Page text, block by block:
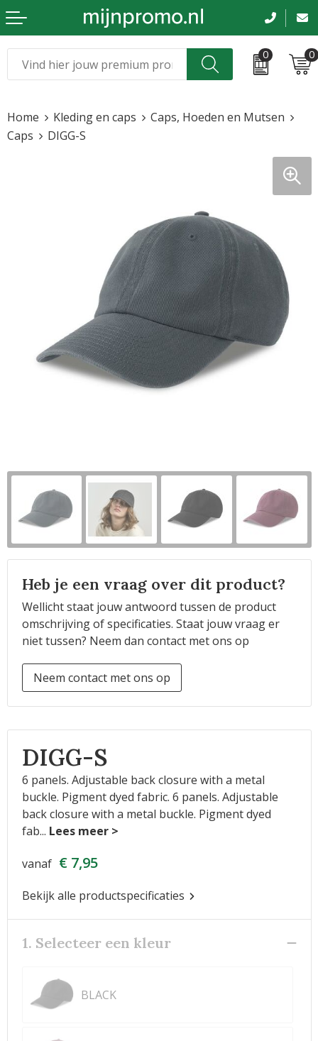
0 0
Kleding & caps
Beurs en evenementen
Bloemen en planten
Horeca
Sinterklaas
Home Kleding en caps
Caps, Hoeden en Mutsen
Caps
DIGG-S
Heb je een vraag over dit product?
Wellicht staat jouw antwoord tussen de product
omschrijving of specificaties. Staat jouw vraag er
niet tussen? Neem dan contact met ons op
Neem contact met ons op
DIGG-S
6 panels. Adjustable back closure with a metal
buckle. Pigment dyed fabric. 6 panels. Adjustable
back closure with a metal buckle. Pigment dyed
fab...
vanaf € 7,95
Bekijk alle productspecificaties
1. Selecteer een kleur
BLACK